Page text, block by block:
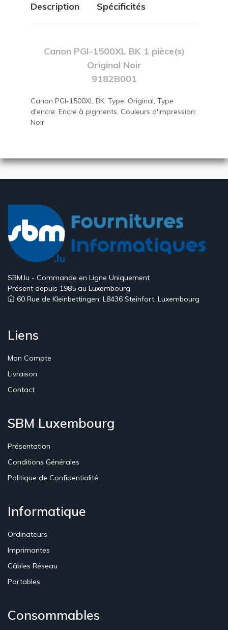
Description Spécificités
Canon PGI-1500XL BK 1 pièce(s)
Original Noir
9182B001
Canon PGI-1500XL BK. Type: Original, Type
d'encre: Encre à pigments, Couleurs d'impression:
Noir
SBM.lu - Commande en Ligne Uniquement
Présent depuis 1985 au Luxembourg
60 Rue de Kleinbettingen, L8436 Steinfort, Luxembourg
Liens
Mon Compte
Livraison
Contact
SBM Luxembourg
Présentation
Conditions Générales
Politique de Confidentialité
Informatique
Ordinateurs
Imprimantes
Câbles Réseau
Portables
Consommables